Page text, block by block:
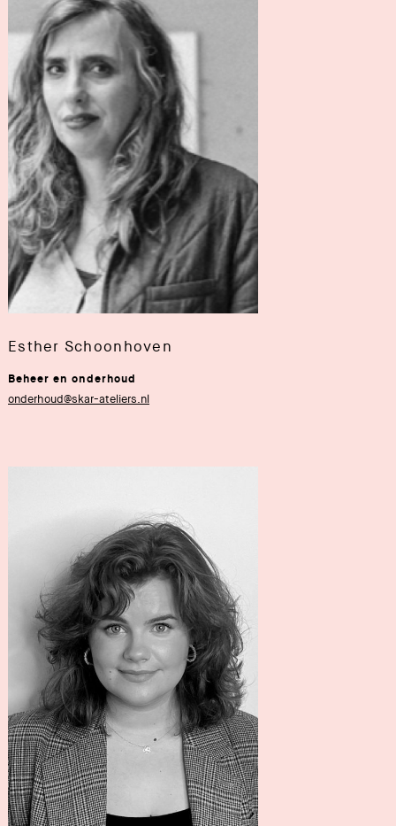
Esther Schoonhoven
Beheer en onderhoud
onderhoud@skar-ateliers.nl